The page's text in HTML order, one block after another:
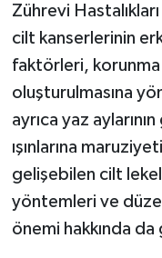
Zührevi
cilt kanserlerinin
faktörleri, korunma
oluşturulmasına
ayrıca yaz
ışınlarına
gelişebilen cilt
yöntemleri ve
önemi hakkında